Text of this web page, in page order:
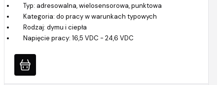
Typ: adresowalna, wielosensorowa, punktowa
Kategoria: do pracy w warunkach typowych
Rodzaj: dymu i ciepła
Napięcie pracy: 16,5 VDC - 24,6 VDC